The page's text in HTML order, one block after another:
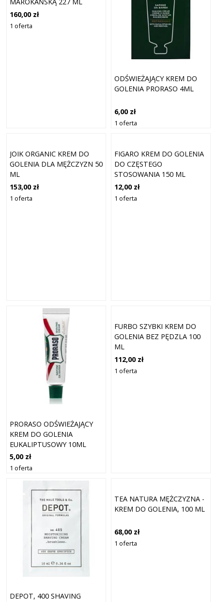
160,00 zł
1 oferta
ODŚWIEŻAJĄCY KREM DO
GOLENIA PRORASO 4ML
6,00 zł
1 oferta
JOIK ORGANIC KREM DO
GOLENIA DLA MĘŻCZYZN 50
ML
153,00 zł
1 oferta
FIGARO KREM DO GOLENIA
DO CZĘSTEGO
STOSOWANIA 150 ML
12,00 zł
1 oferta
PRORASO ODŚWIEŻAJĄCY
KREM DO GOLENIA
EUKALIPTUSOWY 10ML
5,00 zł
1 oferta
FURBO SZYBKI KREM DO
GOLENIA BEZ PĘDZLA 100
ML
112,00 zł
1 oferta
DEPOT, 400 SHAVING
TEA NATURA MĘŻCZYZNA -
KREM DO GOLENIA, 100 ML
68,00 zł
1 oferta